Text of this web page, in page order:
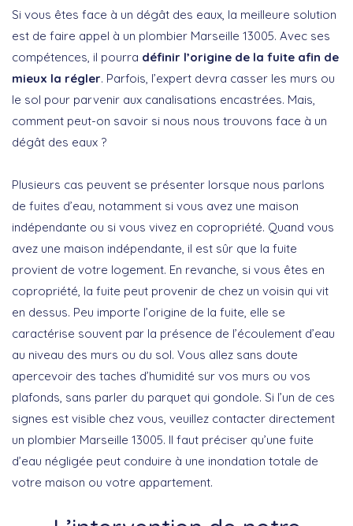
Si vous êtes face à un dégât des eaux, la meilleure solution
est de faire appel à un plombier Marseille 13005. Avec ses
compétences, il pourra définir l’origine de la fuite afin de
mieux la régler. Parfois, l’expert devra casser les murs ou
le sol pour parvenir aux canalisations encastrées. Mais,
comment peut-on savoir si nous nous trouvons face à un
dégât des eaux ?
Plusieurs cas peuvent se présenter lorsque nous parlons
de fuites d’eau, notamment si vous avez une maison
indépendante ou si vous vivez en copropriété. Quand vous
avez une maison indépendante, il est sûr que la fuite
provient de votre logement. En revanche, si vous êtes en
copropriété, la fuite peut provenir de chez un voisin qui vit
en dessus. Peu importe l’origine de la fuite, elle se
caractérise souvent par la présence de l’écoulement d’eau
au niveau des murs ou du sol. Vous allez sans doute
apercevoir des taches d’humidité sur vos murs ou vos
plafonds, sans parler du parquet qui gondole. Si l’un de ces
signes est visible chez vous, veuillez contacter directement
un plombier Marseille 13005. Il faut préciser qu’une fuite
d’eau négligée peut conduire à une inondation totale de
votre maison ou votre appartement.